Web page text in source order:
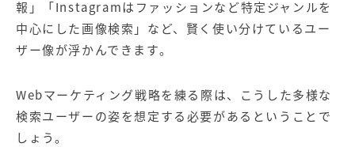
報」「Instagramはファッションなど特定ジャンルを
中心にした画像検索」など、賢く使い分けているユー
ザー像が浮かんできます。
Webマーケティング戦略を練る際は、こうした多様な
検索ユーザーの姿を想定する必要があるということで
しょう。